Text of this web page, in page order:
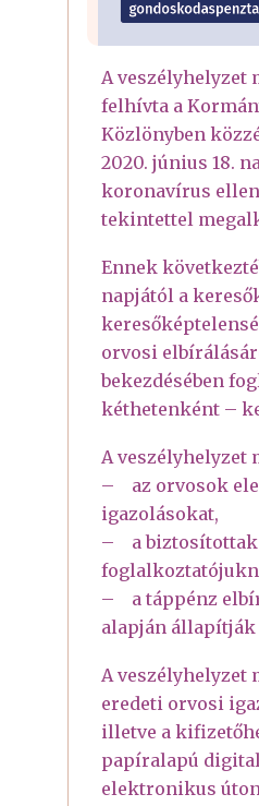
A veszélyhelyzet
felhívta a
Közlönyben
2020. június 18.
koronavírus
tekintettel
Ennek
napjától a
orvosi
bekezdésében
kéthetenként –
A veszélyhelyzet
– az orvosok
igazolásokat,
– a biztosítottak
– a táppénz
alapján
A veszélyhelyzet
eredeti orvosi
illetve a
papíralapú
elektronikus